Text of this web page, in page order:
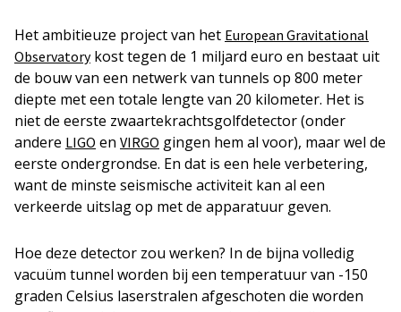
Het ambitieuze project van het European Gravitational
Observatorykost tegen de 1 miljard euro en bestaat uit
de bouw van een netwerk van tunnels op 800 meter
diepte met een totale lengte van 20 kilometer. Het is
niet de eerste zwaartekrachtsgolfdetector (onder
andere LIGO en VIRGO gingen hem al voor), maar wel de
eerste ondergrondse. En dat is een hele verbetering,
want de minste seismische activiteit kan al een
verkeerde uitslag op met de apparatuur geven.
Hoe deze detector zou werken? In de bijna volledig
vacuüm tunnel worden bij een temperatuur van -150
graden Celsius laserstralen afgeschoten die worden